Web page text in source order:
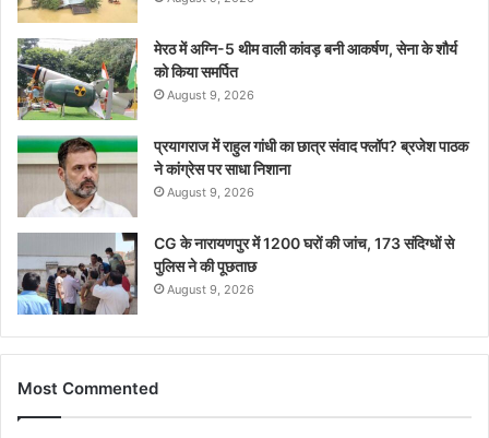
मेरठ में अग्नि-5 थीम वाली कांवड़ बनी आकर्षण, सेना के शौर्य
को किया समर्पित
August 9, 2026
प्रयागराज में राहुल गांधी का छात्र संवाद फ्लॉप? ब्रजेश पाठक
ने कांग्रेस पर साधा निशाना
August 9, 2026
CG के नारायणपुर में 1200 घरों की जांच, 173 संदिग्धों से
पुलिस ने की पूछताछ
August 9, 2026
Most Commented